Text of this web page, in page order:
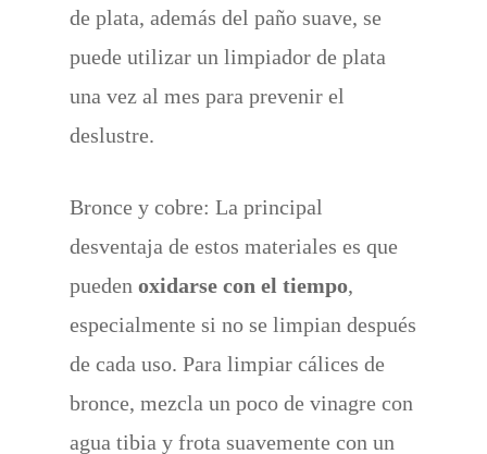
de plata, además del paño suave, se
puede utilizar un limpiador de plata
una vez al mes para prevenir el
deslustre.
Bronce y cobre: La principal
desventaja de estos materiales es que
pueden oxidarse con el tiempo,
especialmente si no se limpian después
de cada uso. Para limpiar cálices de
bronce, mezcla un poco de vinagre con
agua tibia y frota suavemente con un